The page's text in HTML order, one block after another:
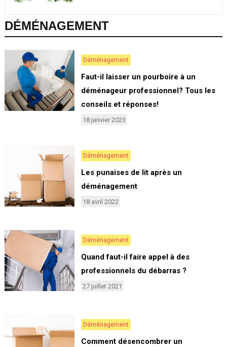
DÉMÉNAGEMENT
Déménagement
Faut-il laisser un pourboire à un
déménageur professionnel? Tous les
conseils et réponses!
18 janvier 2023
Déménagement
Les punaises de lit après un
déménagement
18 avril 2022
Déménagement
Quand faut-il faire appel à des
professionnels du débarras ?
27 juillet 2021
Déménagement
Comment désencombrer un